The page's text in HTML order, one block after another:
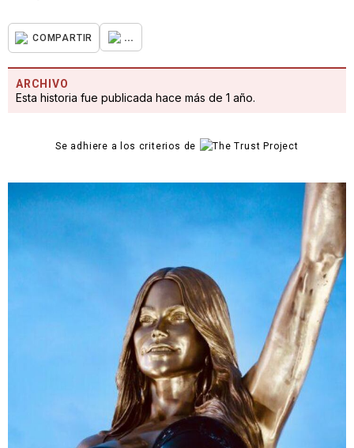
COMPARTIR ...
ARCHIVO
Esta historia fue publicada hace más de 1 año.
Se adhiere a los criterios de